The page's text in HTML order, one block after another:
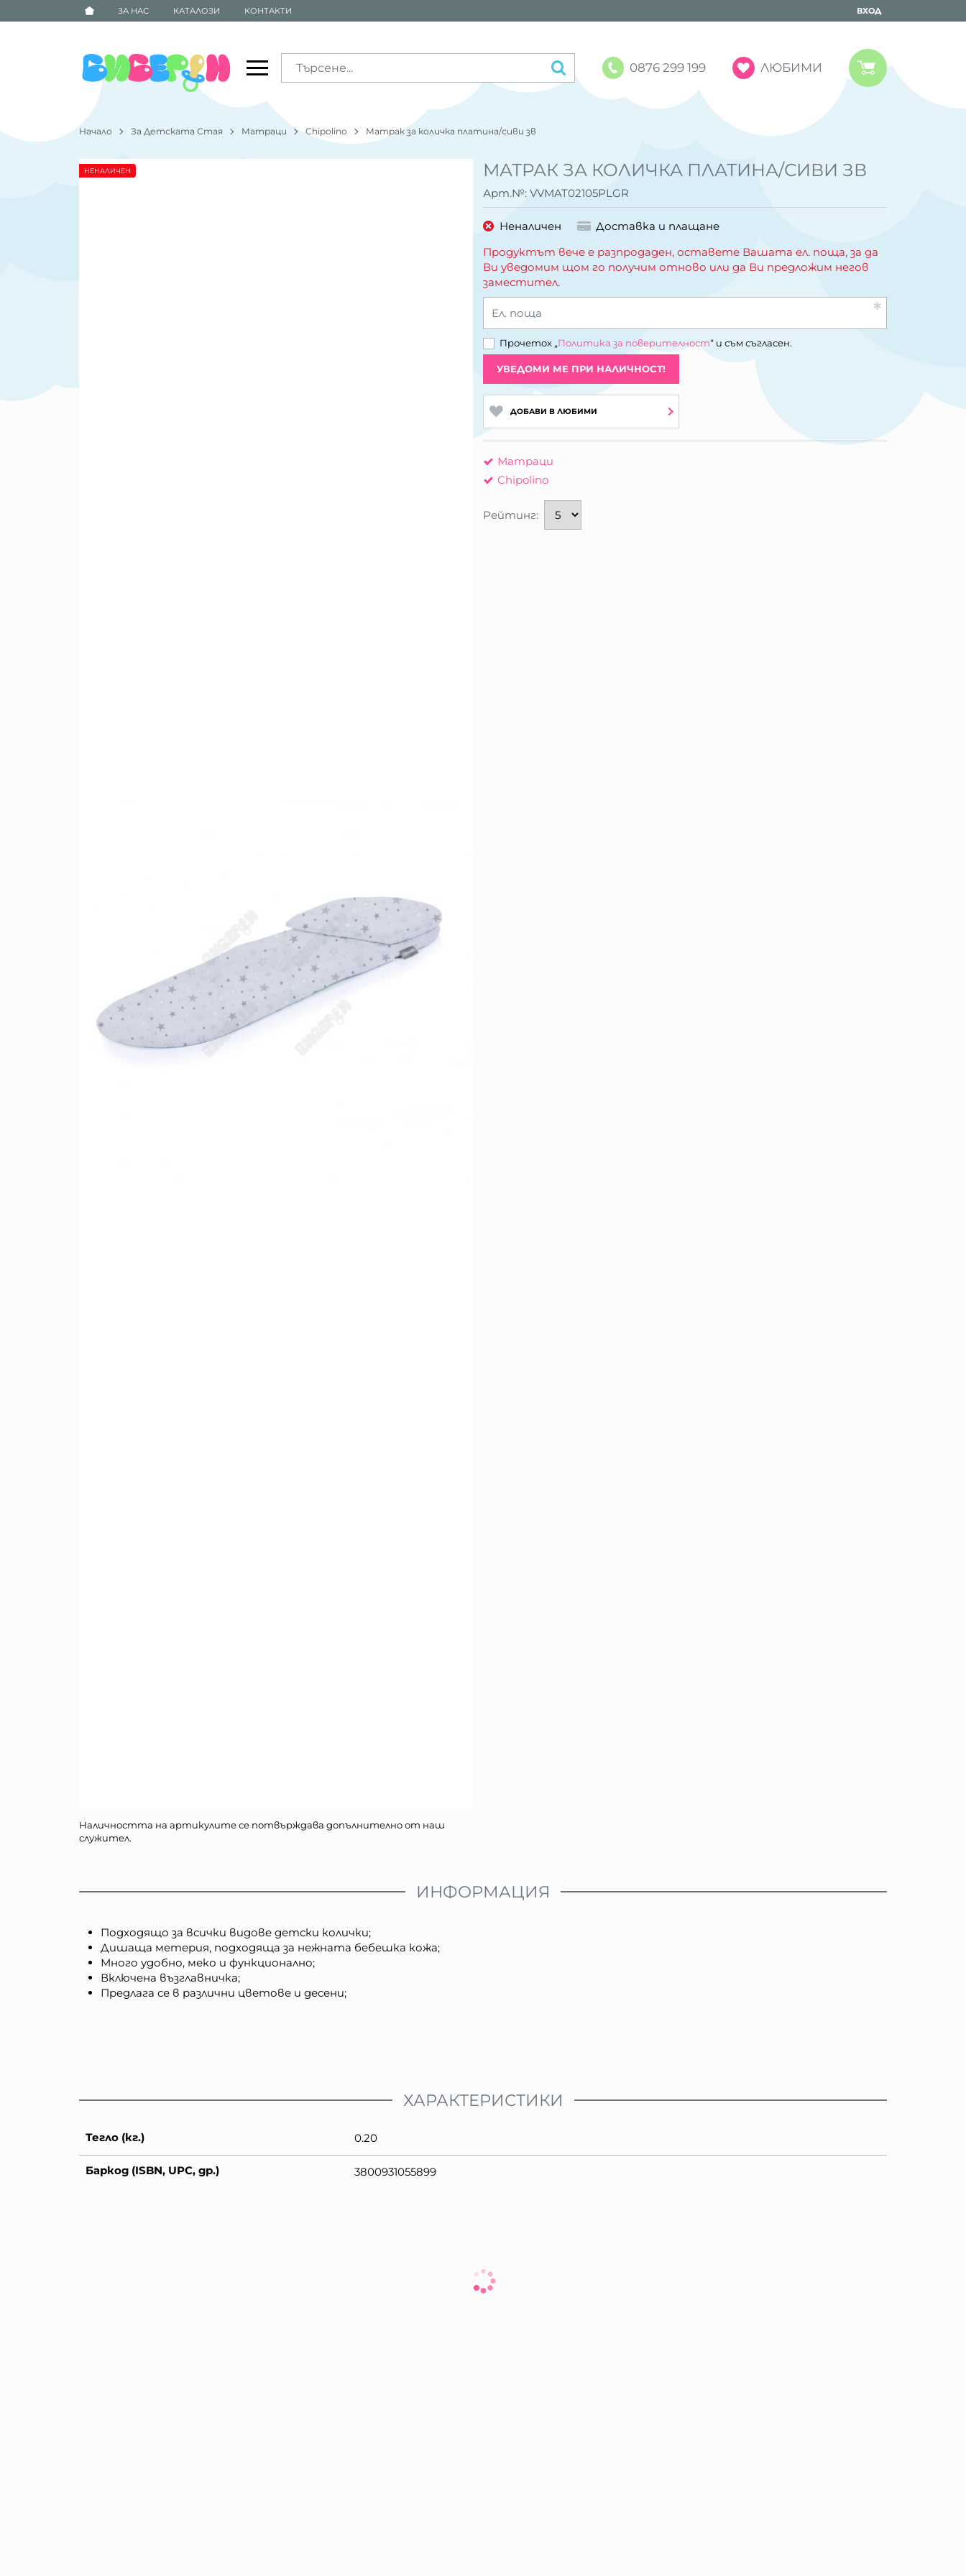
ЗА НАС КАТАЛОЗИ КОНТАКТИ ВХОД
0876 299 199 ЛЮБИМИ
Начало За Детската Стая Матраци Chipolino Матрак за количка платина/сиви зв
МАТРАК ЗА КОЛИЧКА ПЛАТИНА/СИВИ ЗВ
Арт.№: VVMAT02105PLGR
Наличността на артикулите се потвърждава допълнително от наш
служител.
НЕНАЛИЧЕН
Неналичен
Доставка и плащане
Продуктът вече е разпродаден, оставете Вашата ел. поща, за да
Ви уведомим щом го получим отново или да Ви предложим негов
заместител.
Ел. поща
Прочетох „Политика за поверителност“ и съм съгласен.
УВЕДОМИ МЕ ПРИ НАЛИЧНОСТ!
ДОБАВИ В ЛЮБИМИ
Матраци
Chipolino
Рейтинг:
ИНФОРМАЦИЯ
Подходящо за всички видове детски колички;
Дишаща метерия, подходяща за нежната бебешка кожа;
Много удобно, меко и функционално;
Включена възглавничка;
Предлага се в различни цветове и десени;
ХАРАКТЕРИСТИКИ
Тегло (кг.) 0.20
Баркод (ISBN, UPC, др.) 3800931055899